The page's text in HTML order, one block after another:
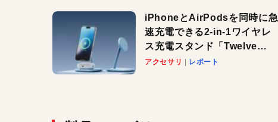
iPhoneとAirPodsを同時に急
速充電できる2-in-1ワイヤレ
ス充電スタンド「Twelve
South HiRise 2 Deluxe」が
アクセサリ レポート